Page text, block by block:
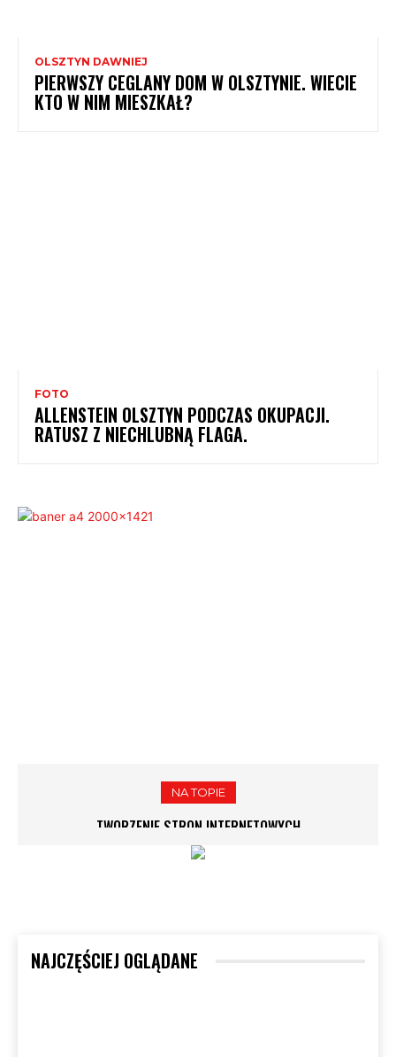
OLSZTYN DAWNIEJ
PIERWSZY CEGLANY DOM W OLSZTYNIE. WIECIE
KTO W NIM MIESZKAŁ?
FOTO
ALLENSTEIN OLSZTYN PODCZAS OKUPACJI.
RATUSZ Z NIECHLUBNĄ FLAGA.
NA TOPIE
TWORZENIE STRON INTERNETOWYCH
NAJCZĘŚCIEJ OGLĄDANE